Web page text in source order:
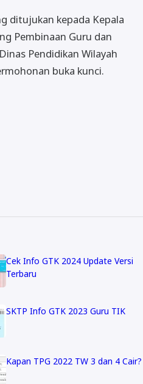
ditujukan kepada Kepala
Pembinaan Guru dan
Pendidikan Wilayah
buka kunci.
Cek Info GTK 2024 Update Versi
Terbaru
SKTP Info GTK 2023 Guru TIK
Kapan TPG 2022 TW 3 dan 4 Cair?